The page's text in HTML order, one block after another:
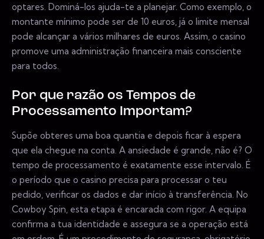
optares. Dominá-los ajuda-te a planejar. Como exemplo, o
montante mínimo pode ser de 10 euros, já o limite mensal
pode alcançar a vários milhares de euros. Assim, o casino
promove uma administração financeira mais consciente
para todos.
Por que razão os Tempos de
Processamento Importam?
Supõe obteres uma boa quantia e depois ficar à espera
que ela chegue na conta. A ansiedade é grande, não é? O
tempo de processamento é exatamente esse intervalo. É
o período que o casino precisa para processar o teu
pedido, verificar os dados e dar início à transferência. No
Cowboy Spin, esta etapa é encarada com rigor. A equipa
confirma a tua identidade e assegura se a operação está